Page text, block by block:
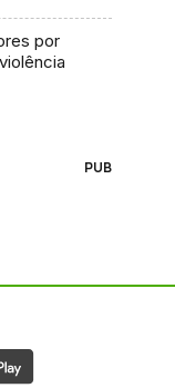
por
PUB